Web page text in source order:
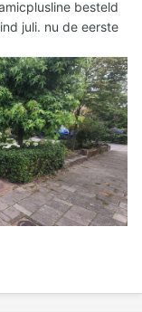
besteld
juli. nu de eerste